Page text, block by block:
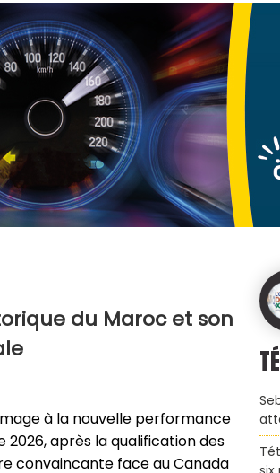
du Maroc et son
à la nouvelle performance
2026, après la qualification des
convaincante face au Canada